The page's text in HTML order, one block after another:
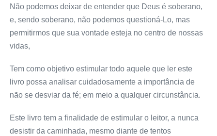
Não podemos deixar de entender que Deus é soberano,
e, sendo soberano, não podemos questioná-Lo, mas
permitirmos que sua vontade esteja no centro de nossas
vidas,
Tem como objetivo estimular todo aquele que ler este
livro possa analisar cuidadosamente a importância de
não se desviar da fé; em meio a qualquer circunstância.
Este livro tem a finalidade de estimular o leitor, a nunca
desistir da caminhada, mesmo diante de tentos